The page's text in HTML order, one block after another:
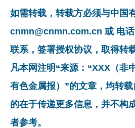
如需转载，转载方必须与中国
cnmn@cnmn.com.cn 或 电话
联系，签署授权协议，取得转
凡本网注明“来源：“XXX（非
有色金属报）”的文章，均转
的在于传递更多信息，并不构
者参考。